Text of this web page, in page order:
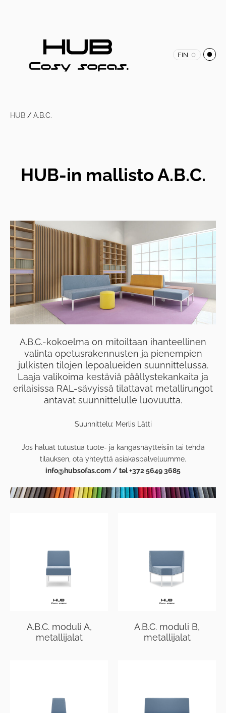
FIN
HUB / A.B.C.
HUB-in mallisto A.B.C.
A.B.C.-kokoelma on mitoiltaan ihanteellinen
valinta opetusrakennusten ja pienempien
julkisten tilojen lepoalueiden suunnittelussa.
Laaja valikoima kestäviä päällystekankaita ja
erilaisissa RAL-sävyissä tilattavat metallirungot
antavat suunnittelulle luovuutta.
Suunnittelu: Merlis Lätti
Jos haluat tutustua tuote- ja kangasnäytteisiin tai tehdä
tilauksen, ota yhteyttä asiakaspalveluumme.
info@hubsofas.com / tel +372 5649 3685
A.B.C. moduli A,
metallijalat
A.B.C. moduli B,
metallijalat